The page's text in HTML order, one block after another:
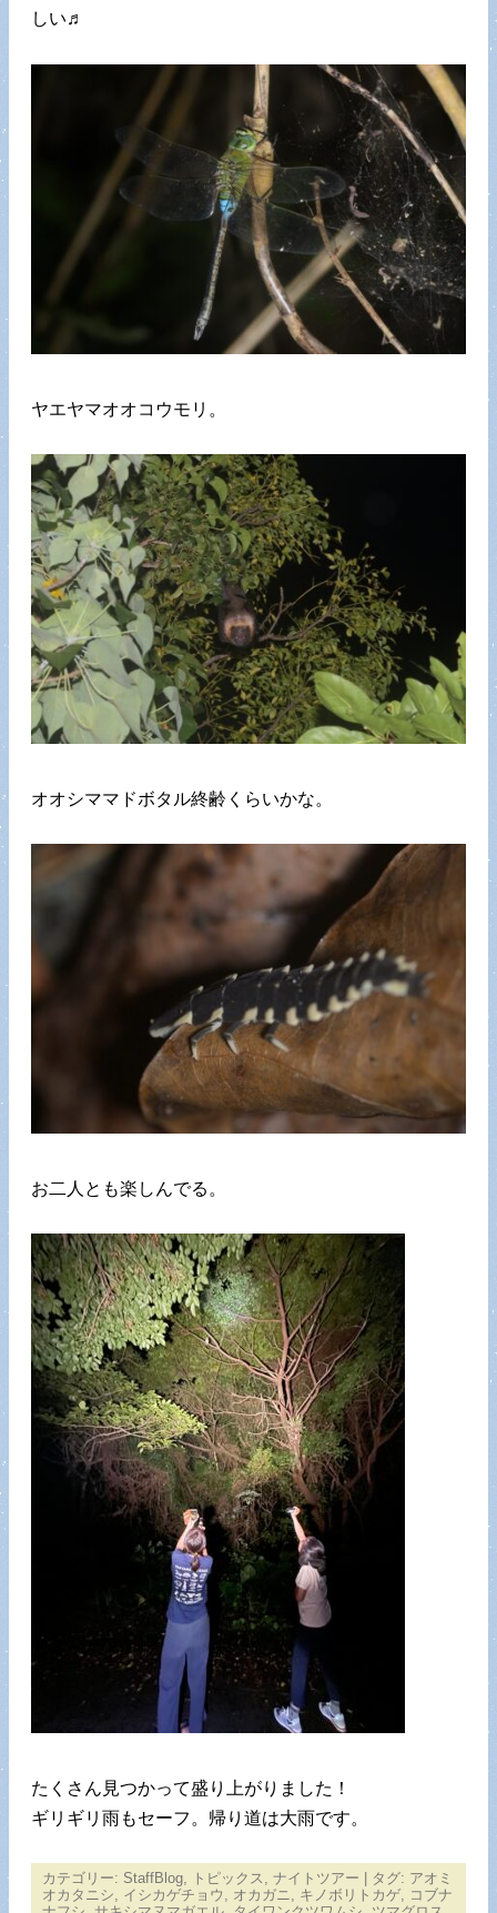
しい♬
ヤエヤマオオコウモリ。
オオシママドボタル終齢くらいかな。
お二人とも楽しんでる。
たくさん見つかって盛り上がりました！
ギリギリ雨もセーフ。帰り道は大雨です。
カテゴリー: StaffBlog, トピックス , ナイトツアー | タグ: アオミ
オカタニシ, イシカゲチョウ , オカガニ, キノボリトカゲ, コブナ